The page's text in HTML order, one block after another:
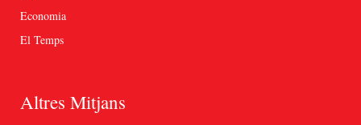
Economia
El Temps
Altres Mitjans